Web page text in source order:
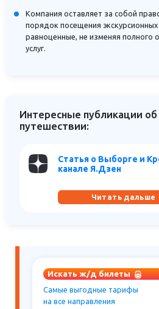
Компания оставляет за собой
порядок посещения
равноценные, не изменяя полного
услуг.
Интересные публикации
путешествии:
Статья о Выборге и
канале Я.Дзен
Читать дальше
Искать ж/д билеты
Самые выгодные тарифы
на все направления